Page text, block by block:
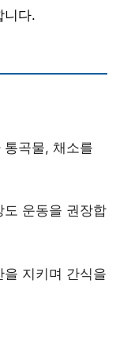
니다.
곡물, 채소를
운동을 권장합
지키며 간식을